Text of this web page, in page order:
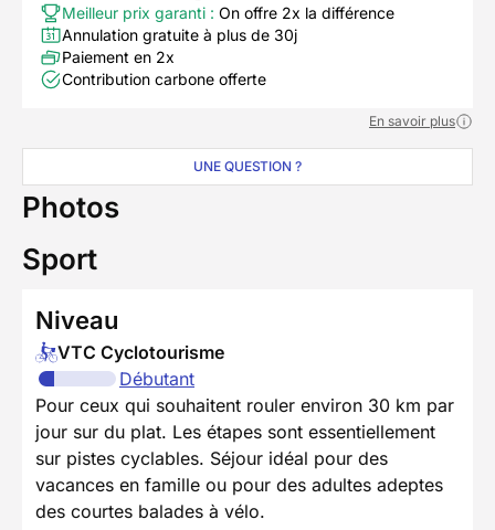
Meilleur prix garanti : On offre 2x la différence
Annulation gratuite à plus de 30j
Paiement en 2x
Contribution carbone offerte
En savoir plus
UNE QUESTION ?
Photos
Sport
Niveau
VTC Cyclotourisme
Débutant
Pour ceux qui souhaitent rouler environ 30 km par
jour sur du plat. Les étapes sont essentiellement
sur pistes cyclables. Séjour idéal pour des
vacances en famille ou pour des adultes adeptes
des courtes balades à vélo.